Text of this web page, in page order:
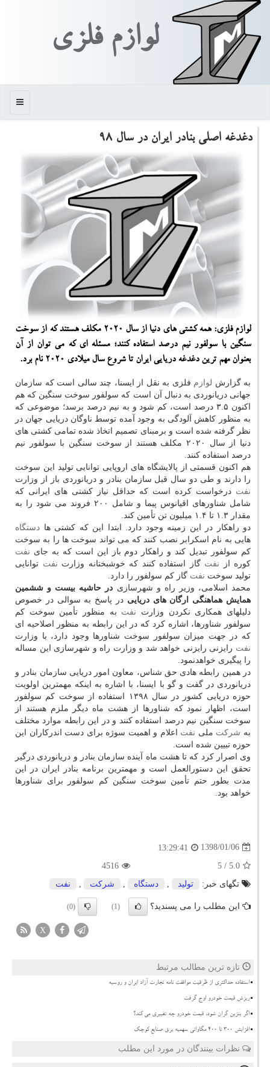
لوازم فلزی
منو
دغدغه اصلی بنادر ایران در سال ۹۸
لوازم فلزی: همه كشتی های دنیا از سال ۲۰۲۰ مكلف هستند كه از سوخت
سنگین با سولفور نیم درصد استفاده كنند؛ مسئله ای كه می توان از آن
بعنوان مهم ترین دغدغه دریایی ایران تا شروع سال میلادی ۲۰۲۰ نام برد.
به گزارش لوازم فلزی به نقل از ایسنا، چند سالی است كه سازمان
جهانی دریانوردی به دنبال آن است كه سولفور سوخت سنگین كه هم
اكنون ۳.۵ درصد است، كم شود و به نیم درصد برسد؛ موضوعی كه
به منظور كاهش آلودگی به وجود آمده توسط ناوگان دریایی جهان در
نظر گرفته شده است و برمبنای تصمیم اتخاذ شده تمامی كشتی های
دنیا از سال ۲۰۲۰ مكلف هستند از سوخت سنگین با سولفور نیم
درصد استفاده كنند.
هم اكنون قسمتی از پالایشگاه های اروپایی توانایی تولید این سوخت
را دارند و طی دو سال قبل سازمان بنادر و دریانوردی باز از وزارت
نفت درخواست كرده است كه حداقل نیاز كشتی های ایرانی كه
شامل شناورهای اقیانوس پیما و شامل ۲۰۰ فروند می شود را به
مقدار ۱.۳ تا ۱.۴ میلیون تن تأمین كند.
دو راهكار در این زمینه وجود دارد. ابتدا این كه كشتی ها دستگاه
هایی به نام اسكرابر نصب كنند كه می تواند سوخت ها را به سوخت
كم سولفور تبدیل كند و راهكار دوم باز این است كه به جای نفت
كوره از نفت گاز استفاده كنند كه خوشبختانه وزارت نفت توانایی
تولید سوخت نفت گاز كم سولفور را دارد.
محمد اسلامی، وزیر راه و شهرسازی در حاشیه بیست و ششمین
همایش هماهنگی ارگان های دریایی در پاسخ به سوالی در خصوص
دلیلهای همكاری نكردن وزارت نفت به منظور تأمین سوخت كم
سولفور شناورها، اشاره كرد كه در این رابطه به منظور اصلاحیه ای
كه در جهت میزان سولفور سوخت شناورها وجود دارد، با وزارت
نفت رایزنی رایزنی خواهد شد و وزارت راه و شهرسازی این مساله
را پیگیری خواهدنمود.
در همین رابطه هادی حق شناس، معاون امور دریایی سازمان بنادر و
دریانوردی در گفت و گو با ایسنا، با اشاره به اینكه مهمترین اولویت
حوزه دریایی كشور در سال ۱۳۹۸ استفاده از سوخت كم سولفور
است، اظهار نمود كه شناورها از هشت ماه دیگر ملزم هستند از
سوخت سنگین نیم درصد استفاده كنند و در این رابطه موارد مختلف
به شركت ملی نفت اعلام و اهمیت سوژه برای دست اندركاران این
حوزه تبیین شده است.
وی اصرار كرد كه تا هشت ماه آینده سازمان بنادر و دریانوردی درگیر
تحقق این دستورالعمل است و مهمترین برنامه بنادر ایران در این
مدت بطور حتم تأمین سوخت سنگین كم سولفور برای شناورها
خواهد بود.
1398/01/06
13:29:41
5.0
/ 5
4516
تگهای خبر:
تولید , دستگاه , شركت , نفت
این مطلب را می پسندید؟ (1)
(0)
X
تازه ترین مطالب مرتبط
استفاده حداکثری از ظرفیت موافقت نامه تجارت آزاد ایران و روسیه
ریزش قیمت خودرو اوج گرفت
اگر بنزین گران شود، قیمت خودرو چه تغییری می کند؟
افزایش 300 تا 400 مگاواتی سهمیه برق صنایع کوچک
نظرات بینندگان در مورد این مطلب